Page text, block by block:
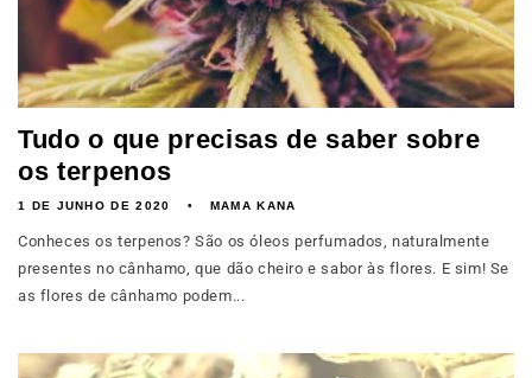
Tudo o que precisas de saber sobre
os terpenos
1 DE JUNHO DE 2020 MAMA KANA
Conheces os terpenos? São os óleos perfumados, naturalmente
presentes no cânhamo, que dão cheiro e sabor às flores. E sim! Se
as flores de cânhamo podem...